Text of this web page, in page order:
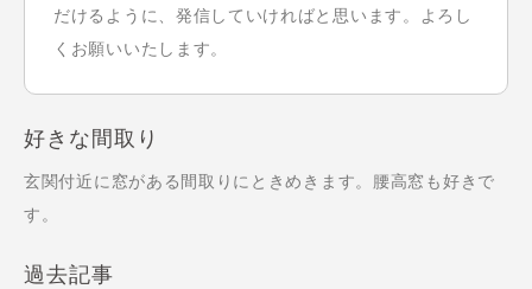
だけるように、発信していければと思います。よろし
くお願いいたします。
好きな間取り
玄関付近に窓がある間取りにときめきます。腰高窓も好きで
す。
過去記事